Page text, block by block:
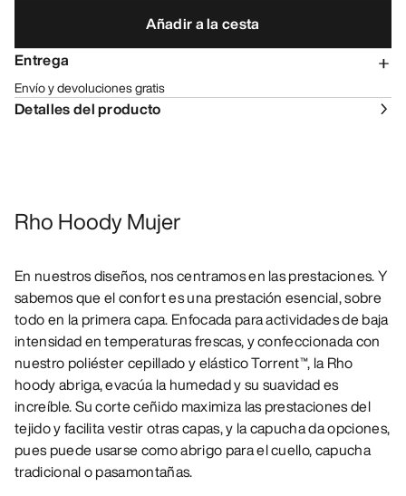
Añadir a la cesta
Entrega
Envío y devoluciones gratis
Detalles del producto
Rho Hoody Mujer
En nuestros diseños, nos centramos en las prestaciones. Y
sabemos que el confort es una prestación esencial, sobre
todo en la primera capa. Enfocada para actividades de baja
intensidad en temperaturas frescas, y confeccionada con
nuestro poliéster cepillado y elástico Torrent™, la Rho
hoody abriga, evacúa la humedad y su suavidad es
increíble. Su corte ceñido maximiza las prestaciones del
tejido y facilita vestir otras capas, y la capucha da opciones,
pues puede usarse como abrigo para el cuello, capucha
tradicional o pasamontañas.